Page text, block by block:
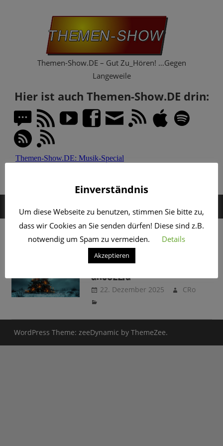
Themen-Show.DE – Gut Zu_Hören! …Gegen
Langeweile
Hier ist auch Themen-Show.DE drin:
MENÜ
SCHLAGWORT:SLOWAKEI
WEIHNACHTEN MAL
GRUSELIG
22. Dezember 2025 CRo
WordPress Theme: zeeDynamic by ThemeZee.
Einverständnis
Um diese Webseite zu benutzen, stimmen Sie bitte zu,
dass wir Cookies an Sie senden dürfen! Diese sind z.B.
notwendig um Spam zu vermeiden.
Details
Akzeptieren